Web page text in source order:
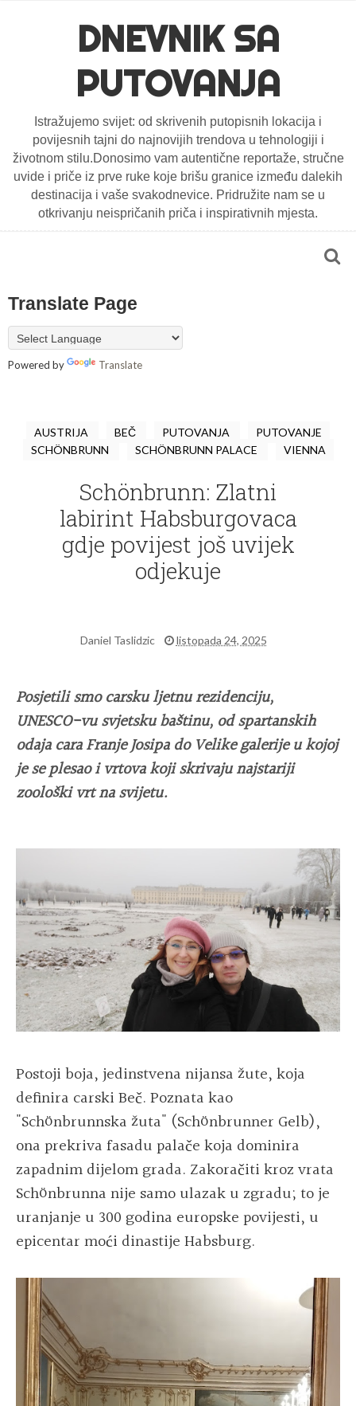
DNEVNIK SA
PUTOVANJA
Istražujemo svijet: od skrivenih putopisnih lokacija i
povijesnih tajni do najnovijih trendova u tehnologiji i
životnom stilu.Donosimo vam autentične reportaže, stručne
uvide i priče iz prve ruke koje brišu granice između dalekih
destinacija i vaše svakodnevice. Pridružite nam se u
otkrivanju neispričanih priča i inspirativnih mjesta.
Translate Page
Powered by Translate
AUSTRIJA BEČ PUTOVANJA
PUTOVANJE
SCHÖNBRUNN
SCHÖNBRUNN PALACE VIENNA
Schönbrunn: Zlatni
labirint Habsburgovaca
gdje povijest još uvijek
odjekuje
Daniel Taslidzic listopada 24, 2025
Posjetili smo carsku ljetnu rezidenciju,
UNESCO-vu svjetsku baštinu, od spartanskih
odaja cara Franje Josipa do Velike galerije u kojoj
je se plesao i vrtova koji skrivaju najstariji
zoološki vrt na svijetu.
Postoji boja, jedinstvena nijansa žute, koja
definira carski Beč. Poznata kao
"Schönbrunnska žuta" (Schönbrunner Gelb),
ona prekriva fasadu palače koja dominira
zapadnim dijelom grada. Zakoračiti kroz vrata
Schönbrunna nije samo ulazak u zgradu; to je
uranjanje u 300 godina europske povijesti, u
epicentar moći dinastije Habsburg.